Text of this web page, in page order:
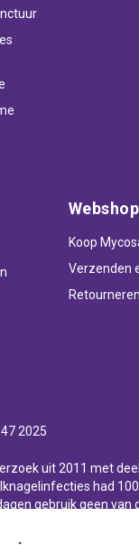
Webshop
Koop
Verzenden
2025
uit 2011 met
had
gebruik geen van
kalknagels